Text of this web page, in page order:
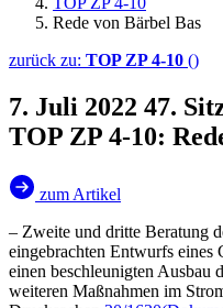
Rede von Bärbel Bas
zurück zu: TOP ZP 4-10 ()
7. Juli 2022 47.
TOP ZP 4-10:
zum Artikel
– Zweite und dritte Beratung
eingebrachten Entwurfs eines
einen beschleunigten Ausbau
weiteren Maßnahmen im